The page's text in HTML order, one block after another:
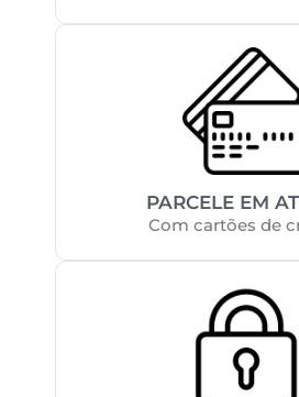
PARCELE EM
Com cartões de